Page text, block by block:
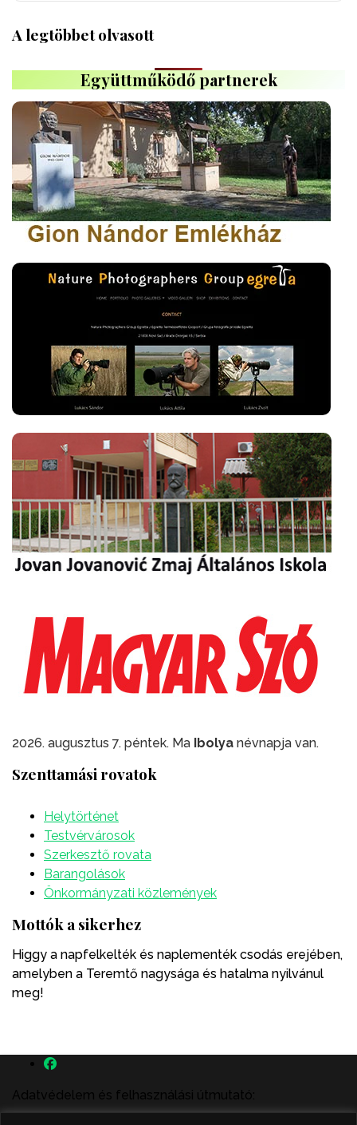
A legtöbbet olvasott
Együttműködő partnerek
2026. augusztus 7. péntek. Ma Ibolya névnapja van.
Szenttamási rovatok
Helytörténet
Testvérvárosok
Szerkesztő rovata
Barangolások
Önkormányzati közlemények
Mottók a sikerhez
Higgy a napfelkelték és naplementék csodás erejében,
amelyben a Teremtő nagysága és hatalma nyilvánul
meg!
Adatvédelem és felhasználási útmutató: